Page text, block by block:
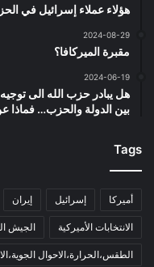
هؤلاء عملاء إسرائيل في
2024-08-29
مقبرة الميركافا؟
2024-06-19
هل يبادر حزب الله الى
بين الدولة والحزب… فماذا
Tags
أميركا إسرائيل إيران
الانتخابات الأميركية الجيش
الطقس،الحرارة،الاحوال